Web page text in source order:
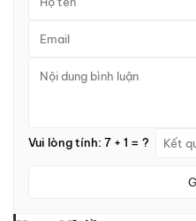
Vui lòng tính: 7 + 1 = ?